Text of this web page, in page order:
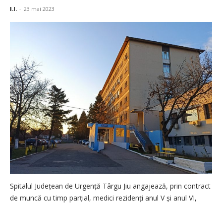
I.I. - 23 mai 2023
Spitalul Județean de Urgență Târgu Jiu angajează, prin contract
de muncă cu timp parțial, medici rezidenți anul V și anul VI,